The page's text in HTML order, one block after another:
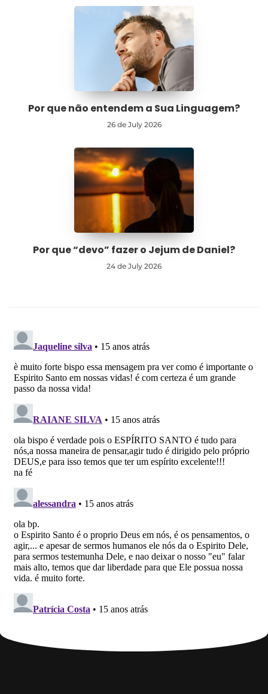
Por que não entendem a Sua Linguagem?
26 de July 2026
Por que “devo” fazer o Jejum de Daniel?
24 de July 2026